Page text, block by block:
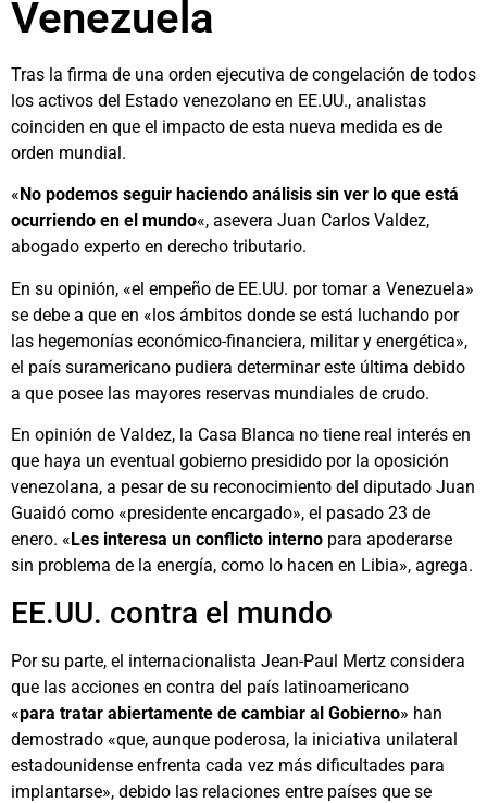
Venezuela
Tras la firma de una orden ejecutiva de congelación de todos
los activos del Estado venezolano en EE.UU., analistas
coinciden en que el impacto de esta nueva medida es de
orden mundial.
« No podemos seguir haciendo análisis sin ver lo que está
ocurriendo en el mundo«, asevera Juan Carlos Valdez,
abogado experto en derecho tributario.
En su opinión, «el empeño de EE.UU. por tomar a Venezuela»
se debe a que en «los ámbitos donde se está luchando por
las hegemonías económico-financiera, militar y energética»,
el país suramericano pudiera determinar este última debido
a que posee las mayores reservas mundiales de crudo.
En opinión de Valdez, la Casa Blanca no tiene real interés en
que haya un eventual gobierno presidido por la oposición
venezolana, a pesar de su reconocimiento del diputado Juan
Guaidó como «presidente encargado», el pasado 23 de
enero. « Les interesa un conflicto interno para apoderarse
sin problema de la energía, como lo hacen en Libia», agrega.
EE.UU. contra el mundo
Por su parte, el internacionalista Jean-Paul Mertz considera
que las acciones en contra del país latinoamericano
«para tratar abiertamente de cambiar al Gobierno» han
demostrado «que, aunque poderosa, la iniciativa unilateral
estadounidense enfrenta cada vez más dificultades para
implantarse», debido las relaciones entre países que se